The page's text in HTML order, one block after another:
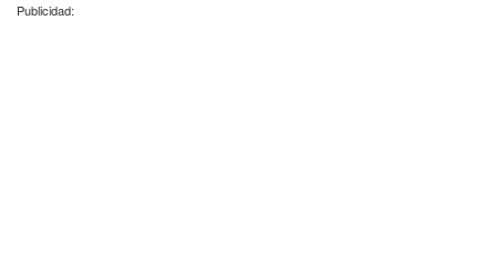
Publicidad: